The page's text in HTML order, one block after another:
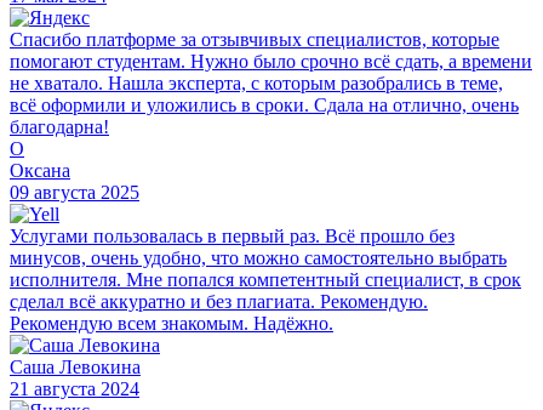
Спасибо платформе за отзывчивых специалистов, которые
помогают студентам. Нужно было срочно всё сдать, а времени
не хватало. Нашла эксперта, с которым разобрались в теме,
всё оформили и уложились в сроки. Сдала на отлично, очень
благодарна!
О
Оксана
09 августа 2025
Услугами пользовалась в первый раз. Всё прошло без
минусов, очень удобно, что можно самостоятельно выбрать
исполнителя. Мне попался компетентный специалист, в срок
сделал всё аккуратно и без плагиата. Рекомендую.
Рекомендую всем знакомым. Надёжно.
Саша Левокина
21 августа 2024